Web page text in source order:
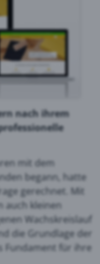
nach ihrem
mit dem
begann, hatte
gerechnet. Mit
auch kleinen
Wachskreislauf
die Grundlage der
Fundament für ihre